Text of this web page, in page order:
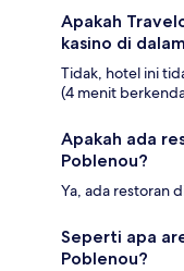
Apakah
kasino di
Tidak, hotel ini
(4 menit
Apakah ada
Poblenou?
Ya, ada restoran
Seperti apa
Poblenou?